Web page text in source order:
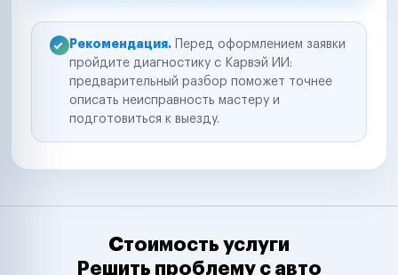
Рекомендация. Перед оформлением заявки
пройдите диагностику с Карвэй ИИ:
предварительный разбор поможет точнее
описать неисправность мастеру и
подготовиться к выезду.
Стоимость услуги
Решить проблему с авто